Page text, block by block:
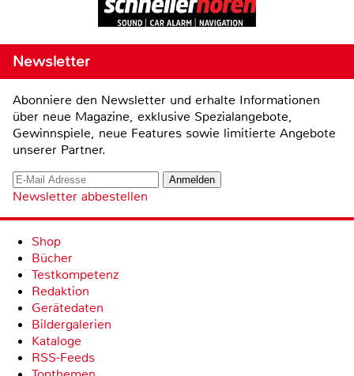
Newsletter
Abonniere den Newsletter und erhalte Informationen
über neue Magazine, exklusive Spezialangebote,
Gewinnspiele, neue Features sowie limitierte Angebote
unserer Partner.
Newsletter abbestellen
Shop
Bücher
Testkompetenz
Redaktion
Gerätedaten
Bildergalerien
Kataloge
RSS-Feeds